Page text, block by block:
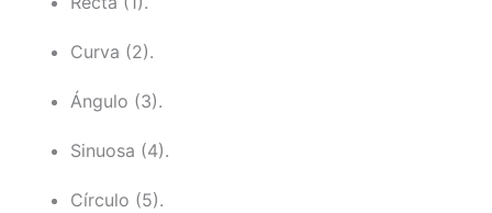
Curva (2).
Ángulo (3).
Sinuosa (4).
Círculo (5).